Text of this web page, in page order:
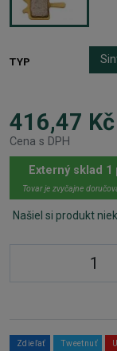
TYP
416,47 Kč
Cena s DPH
Externý sklad 1
Tovar je zvyčajne
Našiel si produkt
Zdieľať Tweetnuť